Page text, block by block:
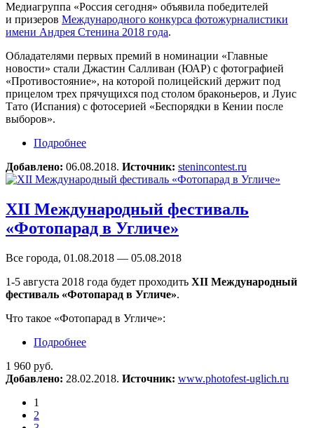
Медиагруппа «Россия сегодня» объявила победителей
и призеров Международного конкурса фотожурналистики
имени Андрея Стенина 2018 года.
Обладателями первых премий в номинации «Главные
новости» стали Джастин Салливан (ЮАР) с фотографией
«Противостояние», на которой полицейский держит под
прицелом трех прячущихся под столом браконьеров, и Луис
Тато (Испания) с фотосерией «Беспорядки в Кении после
выборов».
Подробнее
Добавлено: 06.08.2018. Источник: stenincontest.ru
XII Международный фестиваль
«Фотопарад в Угличе»
Все города, 01.08.2018 — 05.08.2018
1-5 августа 2018 года будет проходить XII Международный
фестиваль «Фотопарад в Угличе».
Что такое «Фотопарад в Угличе»:
Подробнее
1 960 руб.
Добавлено: 28.02.2018. Источник: www.photofest-uglich.ru
1
2